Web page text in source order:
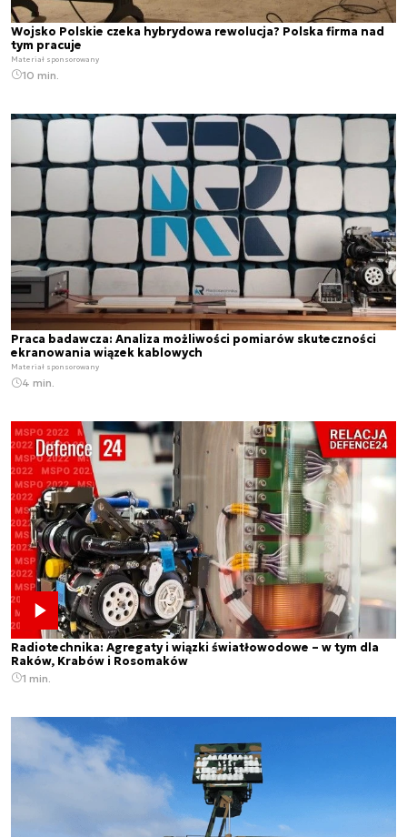
Wojsko Polskie czeka hybrydowa rewolucja? Polska firma nad
tym pracuje
Materiał sponsorowany
10 min.
Praca badawcza: Analiza możliwości pomiarów skuteczności
ekranowania wiązek kablowych
Materiał sponsorowany
4 min.
Radiotechnika: Agregaty i wiązki światłowodowe – w tym dla
Raków, Krabów i Rosomaków
1 min.